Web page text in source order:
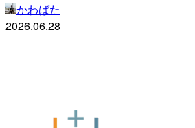
かわばた
2026.06.28